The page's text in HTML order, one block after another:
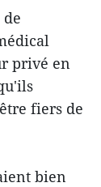
privé en
fiers de
bien